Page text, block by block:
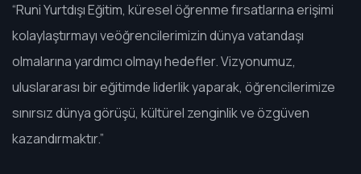
“Runi Yurtdışı Eğitim, küresel öğrenme fırsatlarına erişimi
kolaylaştırmayı veöğrencilerimizin dünya vatandaşı
olmalarına yardımcı olmayı hedefler. Vizyonumuz,
uluslararası bir eğitimde liderlik yaparak, öğrencilerimize
sınırsız dünya görüşü, kültürel zenginlik ve özgüven
kazandırmaktır.”